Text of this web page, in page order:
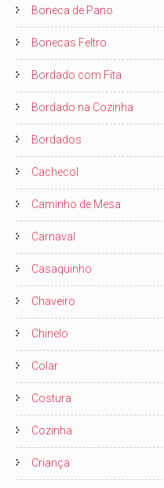
Boneca de Pano
Bonecas Feltro
Bordado com Fita
Bordado na Cozinha
Bordados
Cachecol
Caminho de Mesa
Carnaval
Casaquinho
Chaveiro
Chinelo
Colar
Costura
Cozinha
Criança